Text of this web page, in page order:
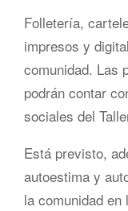
Folletería,
impresos y
comunidad. Las
podrán contar
sociales del
Está previsto,
autoestima y
la comunidad